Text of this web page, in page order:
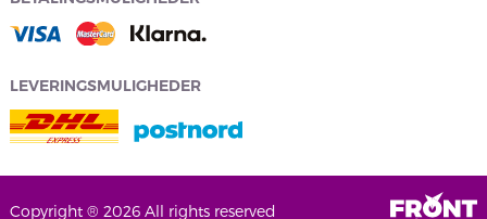
LEVERINGSMULIGHEDER
Copyright ® 2026 All rights reserved